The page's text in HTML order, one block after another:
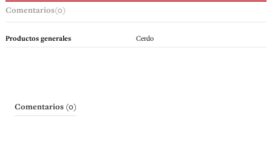
Comentarios(0)
Productos generales Cerdo
Comentarios (0)